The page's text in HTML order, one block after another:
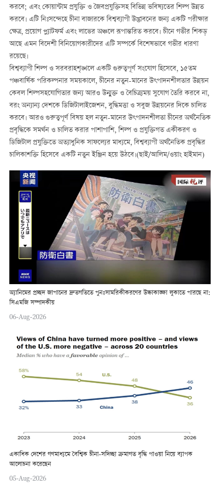
করবে; এবং কোয়ান্টাম প্রযুক্তি ও জৈবপ্রযুক্তিসহ বিভিন্ন ভবিষ্যতের শিল্প উন্নত
করবে। এটি নিঃসন্দেহে চীনা বাজারকে বিশ্বব্যাপী উদ্ভাবনের জন্য একটি পরীক্ষার
ক্ষেত্র, প্রয়োগ প্ল্যাটফর্ম এবং লাভের অঞ্চলে রূপান্তরিত করবে। চীনে গভীর শিকড়
আছে এমন বিদেশী বিনিয়োগকারীদের এটি সম্পর্কে বিশেষভাবে গভীর ধারণা
রয়েছে।
বিশ্বব্যাপী শিল্প ও সরবরাহশৃঙ্খলে একটি গুরুত্বপূর্ণ সংযোগ হিসেবে, ১৫তম
পঞ্চবার্ষিক পরিকল্পনার সময়কালে, চীনের নতুন-মানের উৎপাদনশীলতার উন্নয়ন
কেবল শিল্পসহযোগিতার জন্য আরও উন্মুক্ত ও বৈচিত্র্যময় সুযোগ তৈরি করবে না,
বরং অন্যান্য দেশকে ডিজিটালাইজেশন, বুদ্ধিমত্তা ও সবুজ উন্নয়নের দিকে চালিত
করবে। আরও গুরুত্বপূর্ণ বিষয় হল নতুন-মানের উৎপাদনশীলতা চীনের অর্থনৈতিক
প্রবৃদ্ধিকে সমর্থন ও চালিত করার পাশাপাশি, শিল্প ও প্রযুক্তিগত একীকরণ ও
ডিজিটাল প্রযুক্তিতে অত্যাধুনিক সাফল্যের মাধ্যমে, বিশ্বব্যাপী অর্থনৈতিক প্রবৃদ্ধির
চালিকাশক্তি হিসেবে একটি নতুন ইঞ্জিন হয়ে উঠবে।(ছাই/আলিম/ওয়াং হাইমান)
অ্যানিমের প্রচ্ছদ জাপানের দ্রুতগতিতে পুনঃসামরিকীকরণের উচ্চাকাঙ্ক্ষা লুকাতে পারছে না:
সিএমজি সম্পাদকীয়
06-Aug-2026
একাধিক দেশের গণমাধ্যমে বৈশ্বিক চীনা-সদিচ্ছা ক্রমাগত বৃদ্ধি পাওয়া নিয়ে ব্যাপক
আলোচনা করেছেন
05-Aug-2026